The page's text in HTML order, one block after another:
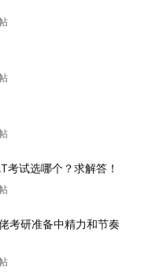
考试选哪个？求解答！
考研准备中精力和节奏